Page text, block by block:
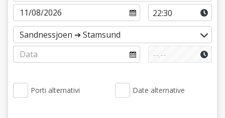
Porti alternativi Date alternative